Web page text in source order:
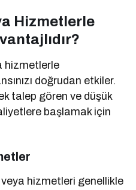
Hizmetlerle
hizmetlerle
doğrudan etkiler.
talep gören ve düşük
başlamak için
hizmetleri genellikle